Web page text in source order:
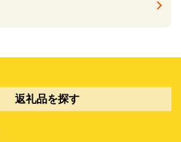
返礼品を探す